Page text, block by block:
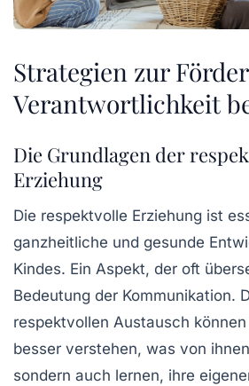
Strategien zur
Verantwortlichkeit
Die Grundlagen der
Erziehung
Die respektvolle Erziehung ist
ganzheitliche und gesunde
Kindes. Ein Aspekt, der oft
Bedeutung der Kommunikation.
respektvollen Austausch
besser verstehen, was von
sondern auch lernen, ihre